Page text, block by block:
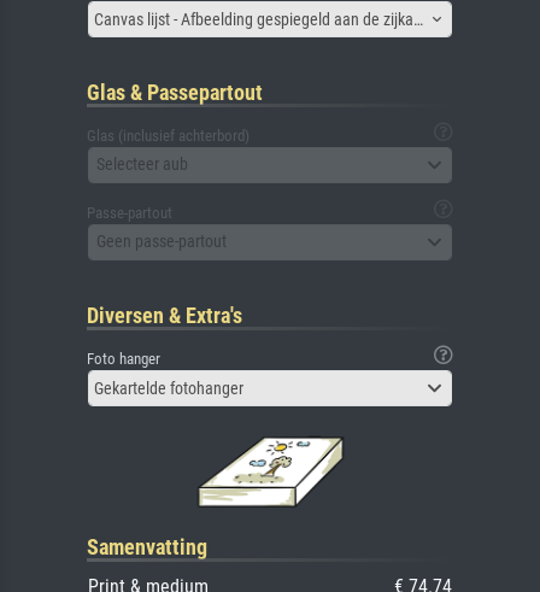
Canvas lijst - Afbeelding gespiegeld aan de zijkant
Glas & Passepartout
Glas (inclusief achterbord)
Selecteer aub
Passe-partout
Geen passe-partout
Diversen & Extra's
Foto hanger
Gekartelde fotohanger
Samenvatting
Print & medium € 74.74